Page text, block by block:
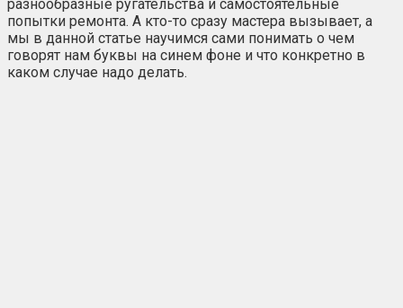
разнообразные ругательства и самостоятельные
попытки ремонта. А кто-то сразу мастера вызывает, а
мы в данной статье научимся сами понимать о чем
говорят нам буквы на синем фоне и что конкретно в
каком случае надо делать.